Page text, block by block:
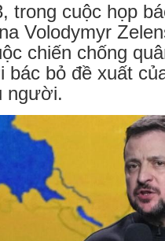
trong cuộc họp
Volodymyr
chiến chống
bỏ đề xuất
người.